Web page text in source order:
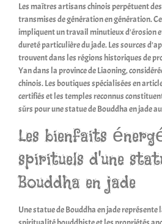
Les maîtres artisans chinois perpétuent
transmises de génération en génération.
impliquent un travail minutieux d'érosion
dureté particulière du jade. Les sources
trouvent dans les régions historiques de
Yan dans la province de Liaoning,
chinois. Les boutiques spécialisées en
certifiés et les temples reconnus
sûrs pour une statue de Bouddha en jade
Les bienfaits
spirituels d'une
Bouddha en jade
Une statue de Bouddha en jade